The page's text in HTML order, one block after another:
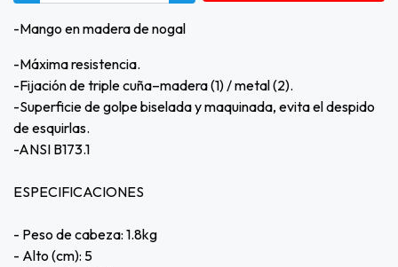
-Mango en madera de nogal
-Máxima resistencia.
-Fijación de triple cuña–madera (1) / metal (2).
-Superficie de golpe biselada y maquinada, evita el despido
de esquirlas.
-ANSI B173.1
ESPECIFICACIONES
- Peso de cabeza: 1.8kg
- Alto (cm): 5